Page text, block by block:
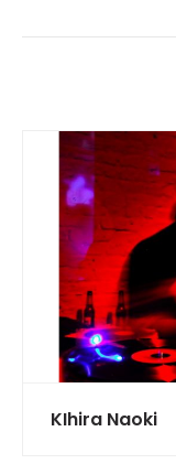
KIhira Naoki